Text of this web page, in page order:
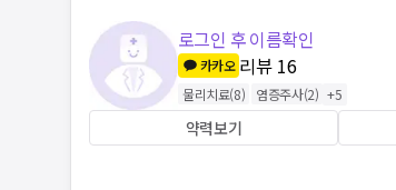
로그인 후 이름확인
카카오 리뷰 16
물리치료(8) 염증주사(2) +5
약력보기